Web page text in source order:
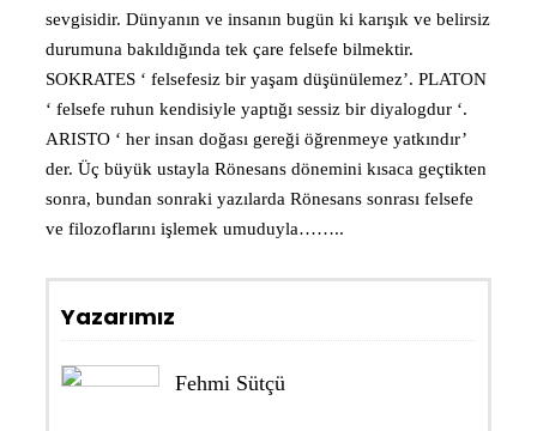
sevgisidir. Dünyanın ve insanın bugün ki karışık ve belirsiz
durumuna bakıldığında tek çare felsefe bilmektir.
SOKRATES ‘ felsefesiz bir yaşam düşünülemez’. PLATON
‘ felsefe ruhun kendisiyle yaptığı sessiz bir diyalogdur ‘.
ARISTO ‘ her insan doğası gereği öğrenmeye yatkındır’
der. Üç büyük ustayla Rönesans dönemini kısaca geçtikten
sonra, bundan sonraki yazılarda Rönesans sonrası felsefe
ve filozoflarını işlemek umuduyla……..
Yazarımız
Fehmi Sütçü